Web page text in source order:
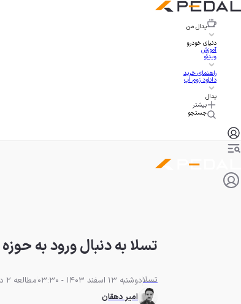
پدال من
دنیای خودرو
آموزش
ویدئو
راهنمای خرید
دانلود زوم اپ
پدال
بیشتر
جستجو
تسلا به دنبال ورود به
تسلادوشنبه 13 اسفند 1403 - 03:30
مطالعه 2 دقیقه
امیر دهقان